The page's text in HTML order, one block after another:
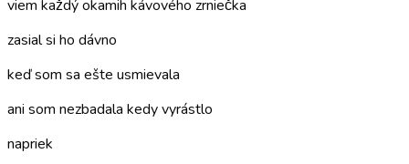
viem každý okamih kávového zrniečka
zasial si ho dávno
keď som sa ešte usmievala
ani som nezbadala kedy vyrástlo
napriek